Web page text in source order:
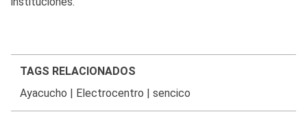
TAGS RELACIONADOS
Ayacucho
Electrocentro sencico